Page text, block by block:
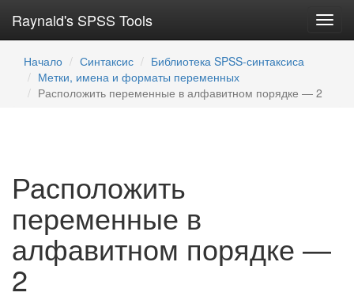
Raynald's SPSS Tools
Начало Синтаксис
Библиотека SPSS-синтаксиса
Метки, имена и форматы переменных
Расположить переменные в алфавитном порядке — 2
Расположить
переменные в
алфавитном порядке —
2